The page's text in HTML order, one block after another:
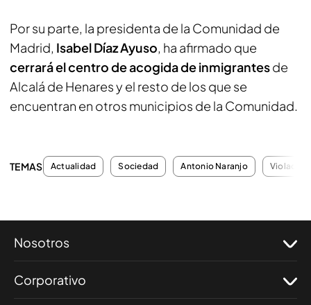
Por su parte, la presidenta de la Comunidad de
Madrid, Isabel Díaz Ayuso, ha afirmado que
cerrará el centro de acogida de inmigrantesde
Alcalá de Henares y el resto de los que se
encuentran en otros municipios de la Comunidad.
TEMAS Actualidad Sociedad Antonio Naranjo
Nosotros
Corporativo